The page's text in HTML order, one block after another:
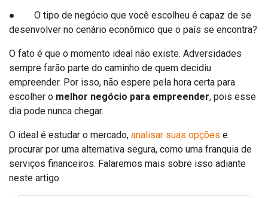
● O tipo de negócio que você escolheu é capaz de se
desenvolver no cenário econômico que o país se encontra?
O fato é que o momento ideal não existe. Adversidades
sempre farão parte do caminho de quem decidiu
empreender. Por isso, não espere pela hora certa para
escolher o melhor negócio para empreender, pois esse
dia pode nunca chegar.
O ideal é estudar o mercado, analisar suas opções e
procurar por uma alternativa segura, como uma franquia de
serviços financeiros. Falaremos mais sobre isso adiante
neste artigo.